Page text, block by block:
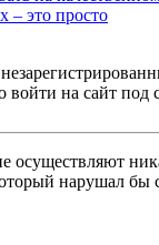
– это просто
войти на сайт под
осуществляют
нарушал бы